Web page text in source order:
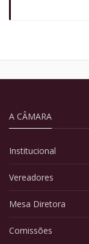
A CÂMARA
Institucional
Vereadores
Mesa Diretora
Comissões